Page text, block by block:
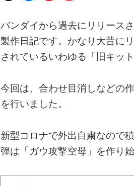
バンダイから過去にリリース
製作日記です。かなり大昔に
されているいわゆる「旧キッ
今回は、合わせ目消しなどの
を行いました。
新型コロナで外出自粛なので
弾は「ガウ攻撃空母」を作り始